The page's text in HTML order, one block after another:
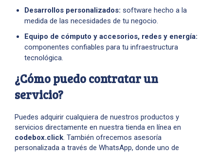
Desarrollos personalizados: software hecho a la
medida de las necesidades de tu negocio.
Equipo de cómputo y accesorios, redes y energía:
componentes confiables para tu infraestructura
tecnológica.
¿Cómo puedo contratar un
servicio?
Puedes adquirir cualquiera de nuestros productos y
servicios directamente en nuestra tienda en línea en
codebox.click. También ofrecemos asesoría
personalizada a través de WhatsApp, donde uno de